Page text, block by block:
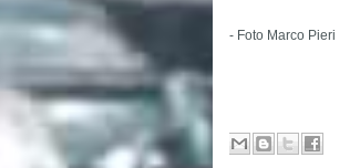
- Foto Marco Pieri